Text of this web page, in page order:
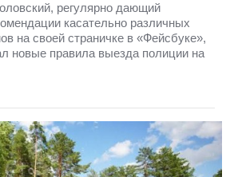
регулярно дающий
касательно различных
на своей страничке в «Фейсбуке»,
новые правила выезда полиции на